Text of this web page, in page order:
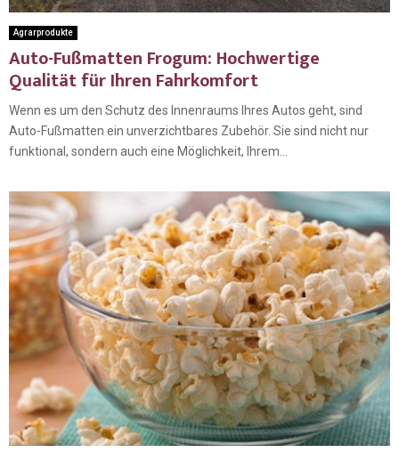
Agrarprodukte
Auto-Fußmatten Frogum: Hochwertige
Qualität für Ihren Fahrkomfort
Wenn es um den Schutz des Innenraums Ihres Autos geht, sind
Auto-Fußmatten ein unverzichtbares Zubehör. Sie sind nicht nur
funktional, sondern auch eine Möglichkeit, Ihrem...